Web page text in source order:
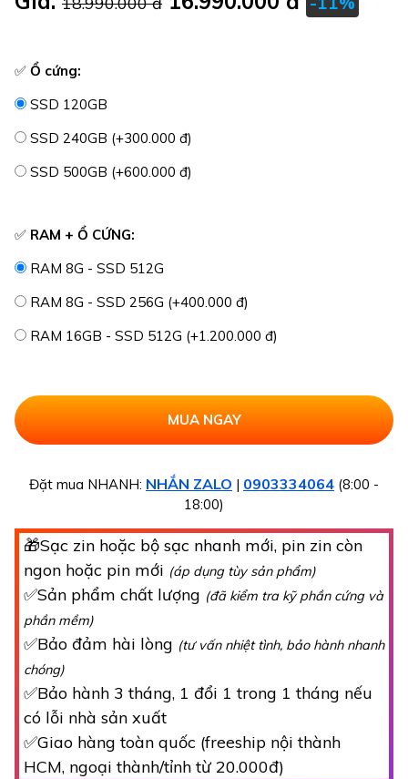
✅ Ổ cứng:
SSD 120GB
SSD 240GB (+300.000 đ)
SSD 500GB (+600.000 đ)
✅ RAM + Ổ CỨNG:
RAM 8G - SSD 512G
RAM 8G - SSD 256G (+400.000 đ)
RAM 16GB - SSD 512G (+1.200.000 đ)
Đặt mua NHANH: NHẮN ZALO | 0903334064 (8:00 -
18:00)
🎁Sạc zin hoặc bộ sạc nhanh mới, pin zin còn
ngon hoặc pin mới (áp dụng tùy sản phẩm)
✅Sản phẩm chất lượng (đã kiểm tra kỹ phần cứng và
phần mềm)
✅Bảo đảm hài lòng (tư vấn nhiệt tình, bảo hành nhanh
chóng)
✅Bảo hành 3 tháng, 1 đổi 1 trong 1 tháng nếu
có lỗi nhà sản xuất
✅Giao hàng toàn quốc (freeship nội thành
HCM, ngoại thành/tỉnh từ 20.000đ)